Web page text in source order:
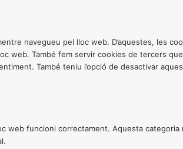
navegueu pel lloc web. D’aquestes, les
web. També fem servir cookies de tercers
També teniu l’opció de desactivar
web funcioni correctament. Aquesta